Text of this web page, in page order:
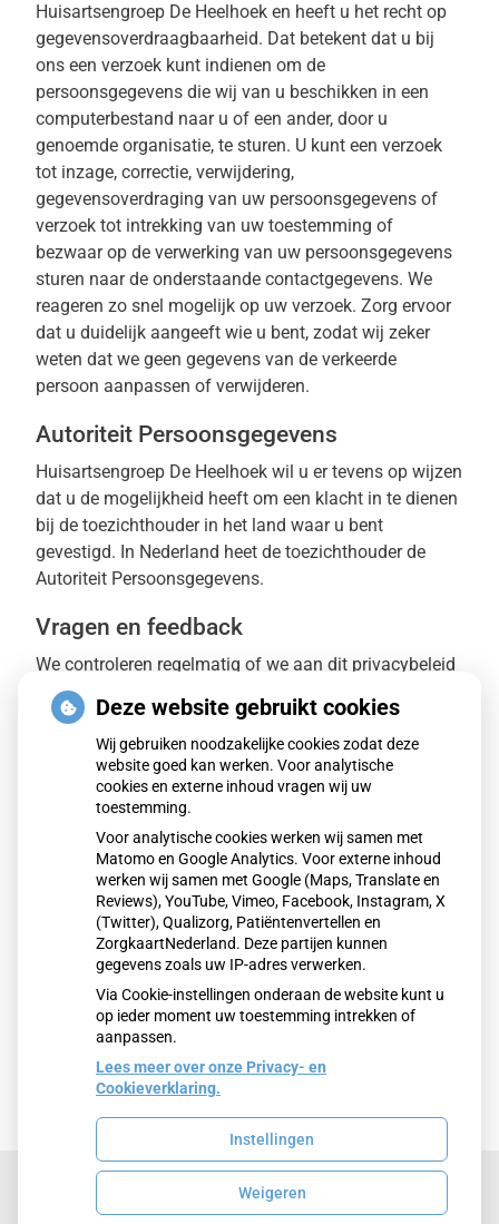
Huisartsengroep De Heelhoek en heeft u het recht op
gegevensoverdraagbaarheid. Dat betekent dat u bij
ons een verzoek kunt indienen om de
persoonsgegevens die wij van u beschikken in een
computerbestand naar u of een ander, door u
genoemde organisatie, te sturen. U kunt een verzoek
tot inzage, correctie, verwijdering,
gegevensoverdraging van uw persoonsgegevens of
verzoek tot intrekking van uw toestemming of
bezwaar op de verwerking van uw persoonsgegevens
sturen naar de onderstaande contactgegevens. We
reageren zo snel mogelijk op uw verzoek. Zorg ervoor
dat u duidelijk aangeeft wie u bent, zodat wij zeker
weten dat we geen gegevens van de verkeerde
persoon aanpassen of verwijderen.
Autoriteit Persoonsgegevens
Huisartsengroep De Heelhoek wil u er tevens op wijzen
dat u de mogelijkheid heeft om een klacht in te dienen
bij de toezichthouder in het land waar u bent
gevestigd. In Nederland heet de toezichthouder de
Autoriteit Persoonsgegevens.
Vragen en feedback
We controleren regelmatig of we aan dit privacybeleid
voldoen. Als u vragen heeft over dit privacybeleid, kunt
u contact met ons opnemen door middel van de
onderstaande contactgegevens.
Contact
Huisartsengroep De Heelhoek
Noorderwagenstraat 1
8223 AM Lelystad
Privacyverklaring Huisartsenpraktijken de
Heelhoek
Uw Zorg Online|Beheer
Deze website gebruikt cookies
Wij gebruiken noodzakelijke cookies zodat deze
website goed kan werken. Voor analytische
cookies en externe inhoud vragen wij uw
toestemming.
Voor analytische cookies werken wij samen met
Matomo en Google Analytics. Voor externe inhoud
werken wij samen met Google (Maps, Translate en
Reviews), YouTube, Vimeo, Facebook, Instagram, X
(Twitter), Qualizorg, Patiëntenvertellen en
ZorgkaartNederland. Deze partijen kunnen
gegevens zoals uw IP-adres verwerken.
Via Cookie-instellingen onderaan de website kunt u
op ieder moment uw toestemming intrekken of
aanpassen.
Lees meer over onze Privacy- en
Cookieverklaring.
Instellingen
Weigeren